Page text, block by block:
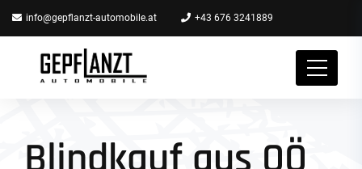
info@gepflanzt-automobile.at +43 676 3241889